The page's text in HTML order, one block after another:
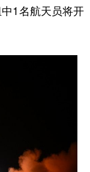
1名航天员将开